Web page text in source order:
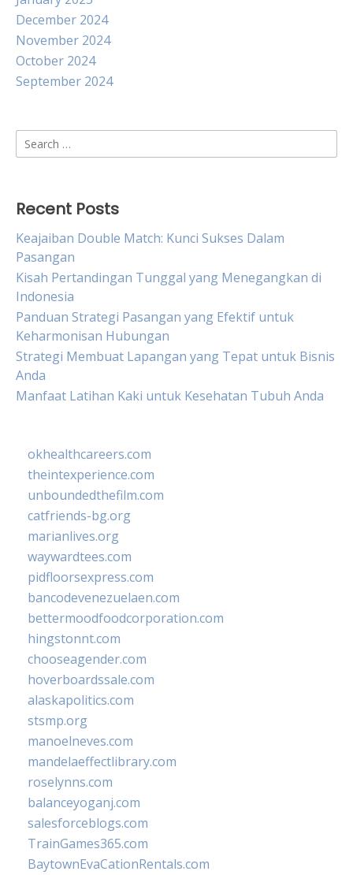
December 2024
November 2024
October 2024
September 2024
Search
for:
Recent Posts
Keajaiban Double Match: Kunci Sukses Dalam
Pasangan
Kisah Pertandingan Tunggal yang Menegangkan di
Indonesia
Panduan Strategi Pasangan yang Efektif untuk
Keharmonisan Hubungan
Strategi Membuat Lapangan yang Tepat untuk Bisnis
Anda
Manfaat Latihan Kaki untuk Kesehatan Tubuh Anda
okhealthcareers.com
theintexperience.com
unboundedthefilm.com
catfriends-bg.org
marianlives.org
waywardtees.com
pidfloorsexpress.com
bancodevenezuelaen.com
bettermoodfoodcorporation.com
hingstonnt.com
chooseagender.com
hoverboardssale.com
alaskapolitics.com
stsmp.org
manoelneves.com
mandelaeffectlibrary.com
roselynns.com
balanceyoganj.com
salesforceblogs.com
TrainGames365.com
BaytownEvaCationRentals.com